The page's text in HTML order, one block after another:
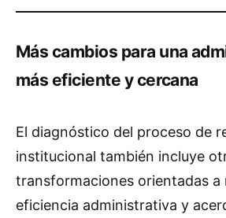
Más cambios para una
más eficiente y cercana
El diagnóstico del proceso de
institucional también incluye
transformaciones orientadas a
eficiencia administrativa y